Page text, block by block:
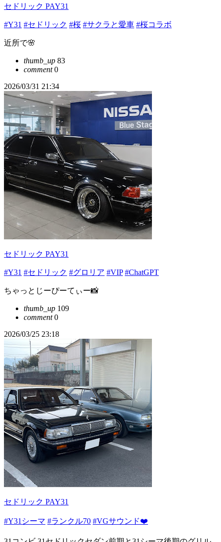
セドリック PAY31
#Y31 #セドリック #桜 #サクラと愛車 #桜コラボ
近所で🌸
thumb_up 83
comment0
2026/03/31 21:34
セドリック PAY31
#Y31 #セドリック #グロリア #VIP #ChatGPT
ちゃっとじーぴーてぃー📸
thumb_up 109
comment0
2026/03/25 23:18
セドリック PAY31
#Y31シーマ #ランクル70 #VGサウンド❤️